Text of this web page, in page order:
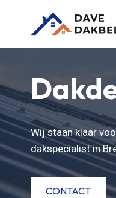
Wij staan klaar
dakspecialist in
CONTACT